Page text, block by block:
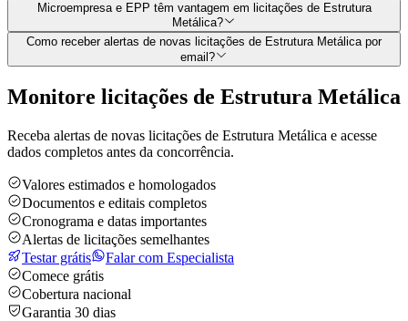
Microempresa e EPP têm vantagem em licitações de Estrutura
Metálica?
Como receber alertas de novas licitações de Estrutura Metálica por
email?
Monitore licitações de Estrutura Metálica
Receba alertas de novas licitações de Estrutura Metálica e acesse
dados completos antes da concorrência.
Valores estimados e homologados
Documentos e editais completos
Cronograma e datas importantes
Alertas de licitações semelhantes
Testar grátis
Falar com Especialista
Comece grátis
Cobertura nacional
Garantia 30 dias